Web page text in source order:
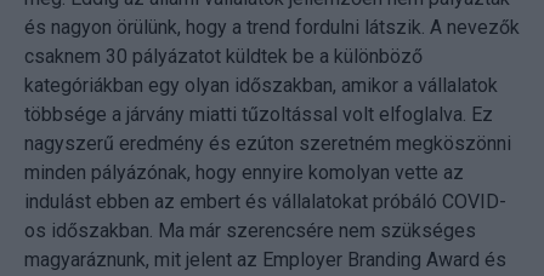
és nagyon örülünk, hogy a trend fordulni látszik. A nevezők
csaknem 30 pályázatot küldtek be a különböző
kategóriákban egy olyan időszakban, amikor a vállalatok
többsége a járvány miatti tűzoltással volt elfoglalva. Ez
nagyszerű eredmény és ezúton szeretném megköszönni
minden pályázónak, hogy ennyire komolyan vette az
indulást ebben az embert és vállalatokat próbáló COVID-
os időszakban. Ma már szerencsére nem szükséges
magyaráznunk, mit jelent az Employer Branding Award és